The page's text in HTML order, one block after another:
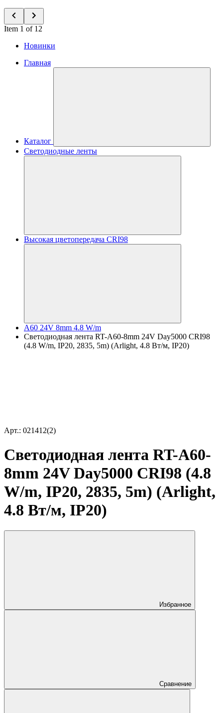
Item 1 of 12
Новинки
Главная
Каталог
Светодиодные ленты
Высокая цветопередача CRI98
A60 24V 8mm 4.8 W/m
Светодиодная лента RT-A60-8mm 24V Day5000 CRI98
(4.8 W/m, IP20, 2835, 5m) (Arlight, 4.8 Вт/м, IP20)
Арт.: 021412(2)
Светодиодная лента RT-A60-
8mm 24V Day5000 CRI98 (4.8
W/m, IP20, 2835, 5m) (Arlight,
4.8 Вт/м, IP20)
Избранное
Сравнение